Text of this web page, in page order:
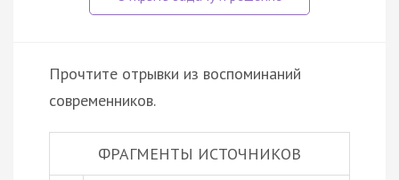
Прочтите отрывки из воспоминаний
современников.
ФРАГМЕНТЫ ИСТОЧНИКОВ